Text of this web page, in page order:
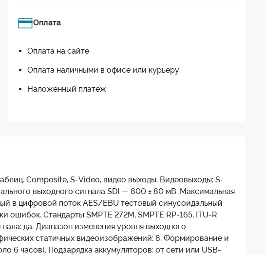
Оплата
Оплата на сайте
Оплата наличными в офисе или курьеру
Наложенный платеж
Composite, S-Video, видео выходы. Видеовыходы: S-
выходного сигнала SDI — 800 ± 80 мВ. Максимальная
в цифровой поток AES/EBU тестовый синусоидальный
ошибок. Стандарты SMPTE 272M, SMPTE RP-165, ITU-R
да. Диапазон изменения уровня выходного
статичных видеоизображений: 8. Формирование и
6 часов). Подзарядка аккумуляторов: от сети или USB-